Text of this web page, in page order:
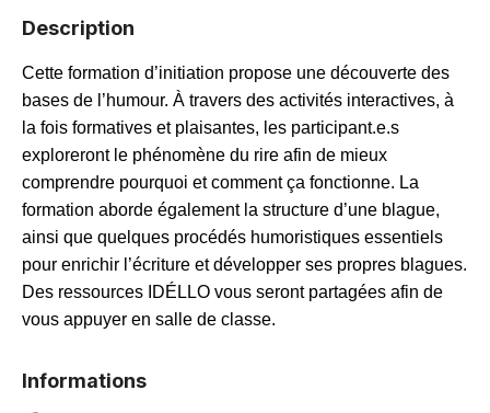
Description
Cette formation d’initiation propose une découverte des
bases de l’humour. À travers des activités interactives, à
la fois formatives et plaisantes, les participant.e.s
exploreront le phénomène du rire afin de mieux
comprendre pourquoi et comment ça fonctionne. La
formation aborde également la structure d’une blague,
ainsi que quelques procédés humoristiques essentiels
pour enrichir l’écriture et développer ses propres blagues.
Des ressources IDÉLLO vous seront partagées afin de
vous appuyer en salle de classe.
Informations